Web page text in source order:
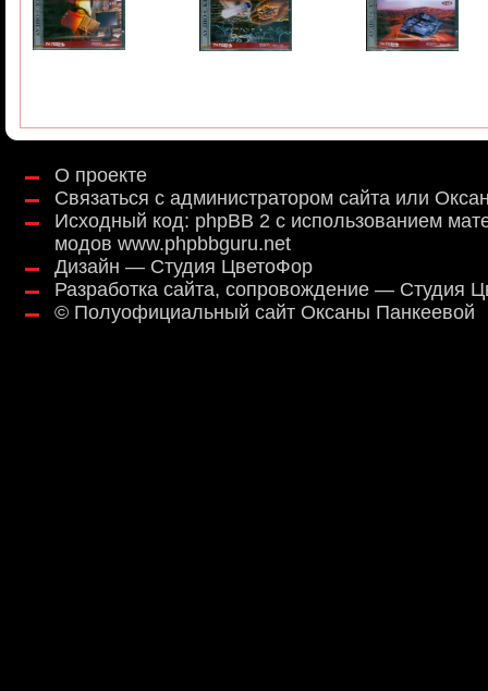
О проекте
Связаться с администратором сайта или
Исходный код: phpBB 2 с использованием
модов www.phpbbguru.net
Дизайн — Студия ЦветоФор
Разработка сайта, сопровождение — Студия
© Полуофициальный сайт Оксаны Панкеевой